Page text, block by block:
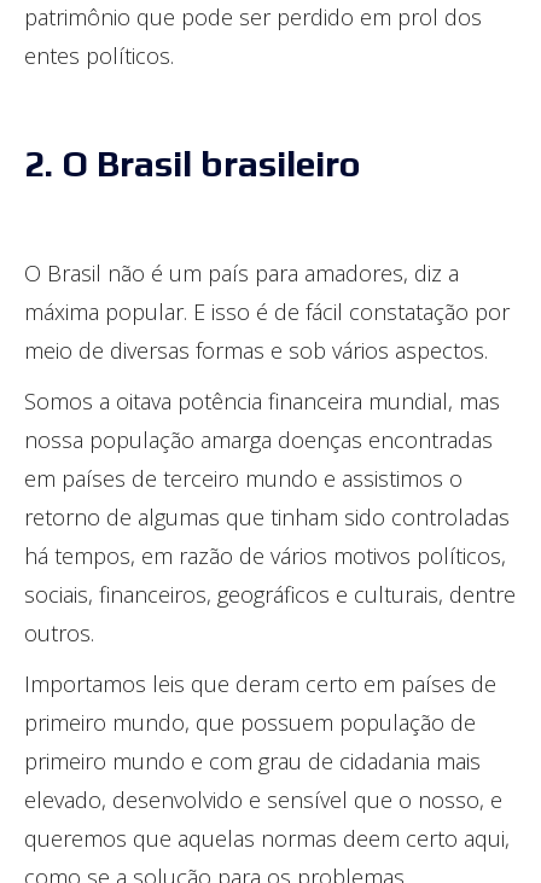
patrimônio que pode ser perdido em prol dos
entes políticos.
2. O Brasil brasileiro
O Brasil não é um país para amadores, diz a
máxima popular. E isso é de fácil constatação por
meio de diversas formas e sob vários aspectos.
Somos a oitava potência financeira mundial, mas
nossa população amarga doenças encontradas
em países de terceiro mundo e assistimos o
retorno de algumas que tinham sido controladas
há tempos, em razão de vários motivos políticos,
sociais, financeiros, geográficos e culturais, dentre
outros.
Importamos leis que deram certo em países de
primeiro mundo, que possuem população de
primeiro mundo e com grau de cidadania mais
elevado, desenvolvido e sensível que o nosso, e
queremos que aquelas normas deem certo aqui,
como se a solução para os problemas